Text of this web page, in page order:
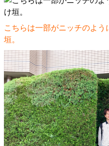
こちらは一部がニッチのよ
垣。